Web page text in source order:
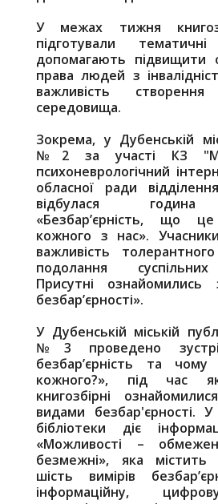
У межах тижня
підготували
допомагають підвищити
права людей з
важливість створення
середовища.
Зокрема, у Дубенській
№2 за участі КЗ
психоневрологічний
обласної ради
відбулася година
«Безбар’єрність, що
кожного з нас».
важливість
подолання
Присутні ознайомились
безбар’єрності».
У Дубенській міській
№3 проведено
безбар’єрність та
кожного?», під час
книгозбірні
видами безбар'єрності. У
бібліотеки діє
«Можливості –
безмежні», яка містить
шість вимірів
інформаційну,